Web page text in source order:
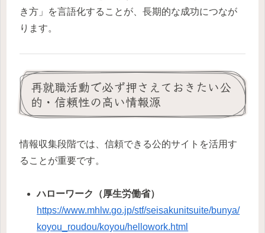
き方」を言語化することが、長期的な成功につなが
ります。
再就職活動で必ず押さえておきたい公
的・信頼性の高い情報源
情報収集段階では、信頼できる公的サイトを活用す
ることが重要です。
ハローワーク（厚生労働省）
https://www.mhlw.go.jp/stf/seisakunitsuite/bunya/
koyou_roudou/koyou/hellowork.html